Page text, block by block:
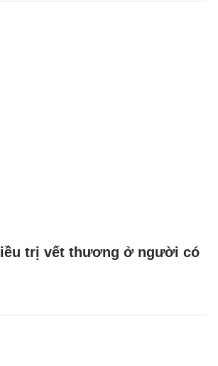
trị vết thương ở người có